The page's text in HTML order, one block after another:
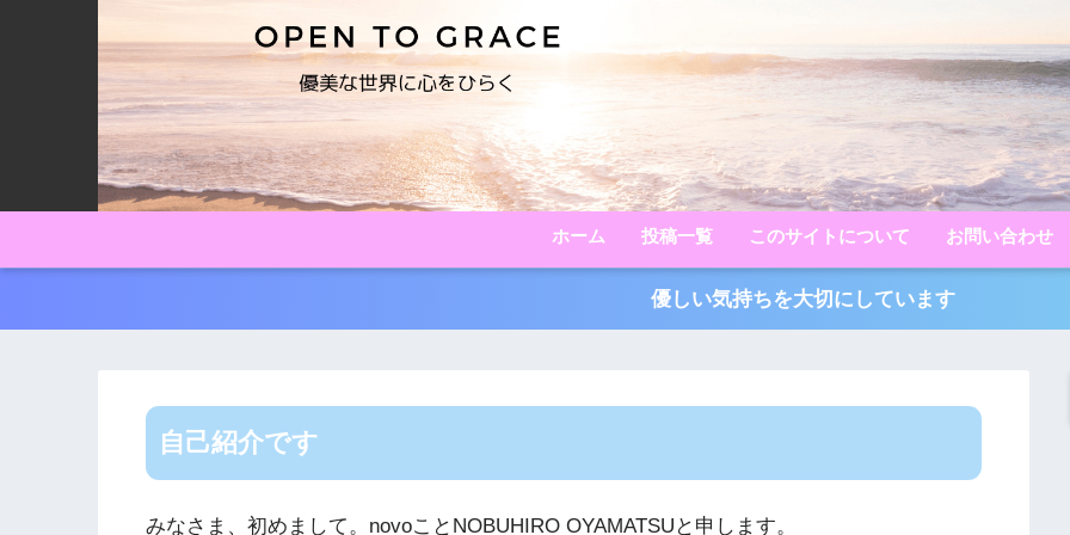
ホーム 投稿一覧 このサイトについて お問い合わせ
優しい気持ちを大切にしています
自己紹介です
みなさま、初めまして。novoことNOBUHIRO OYAMATSUと申します。